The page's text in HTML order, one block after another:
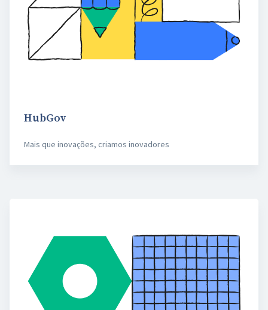
HubGov
Mais que inovações, criamos inovadores